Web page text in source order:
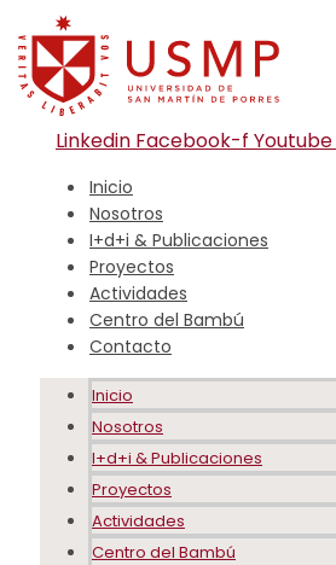
Linkedin Facebook-f Youtube
Inicio
Nosotros
I+d+i & Publicaciones
Proyectos
Actividades
Centro del Bambú
Contacto
Inicio
Nosotros
I+d+i & Publicaciones
Proyectos
Actividades
Centro del Bambú